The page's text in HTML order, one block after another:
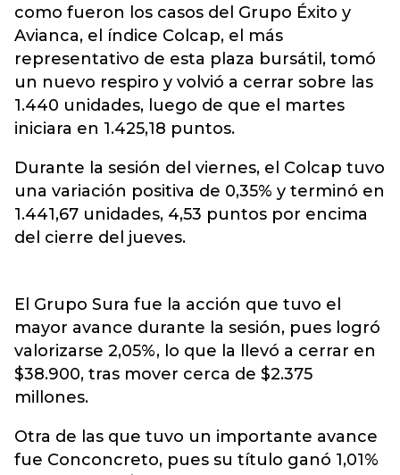
como fueron los casos del Grupo Éxito y
Avianca, el índice Colcap, el más
representativo de esta plaza bursátil, tomó
un nuevo respiro y volvió a cerrar sobre las
1.440 unidades, luego de que el martes
iniciara en 1.425,18 puntos.
Durante la sesión del viernes, el Colcap tuvo
una variación positiva de 0,35% y terminó en
1.441,67 unidades, 4,53 puntos por encima
del cierre del jueves.
El Grupo Sura fue la acción que tuvo el
mayor avance durante la sesión, pues logró
valorizarse 2,05%, lo que la llevó a cerrar en
$38.900, tras mover cerca de $2.375
millones.
Otra de las que tuvo un importante avance
fue Conconcreto, pues su título ganó 1,01%